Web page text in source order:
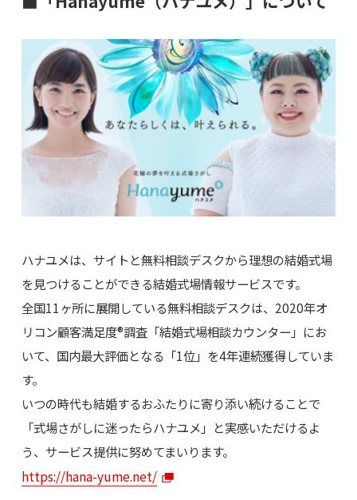
ハナユメは、サイトと無料相談デスクから理想の結婚式場
を見つけることができる結婚式場情報サービスです。
全国11ヶ所に展開している無料相談デスクは、2020年オ
リコン顧客満足度®調査「結婚式場相談カウンター」にお
いて、国内最大評価となる「1位」を4年連続獲得していま
す。
いつの時代も結婚するおふたりに寄り添い続けることで
「式場さがしに迷ったらハナユメ」と実感いただけるよ
う、サービス提供に努めてまいります。
https://hana-yume.net/